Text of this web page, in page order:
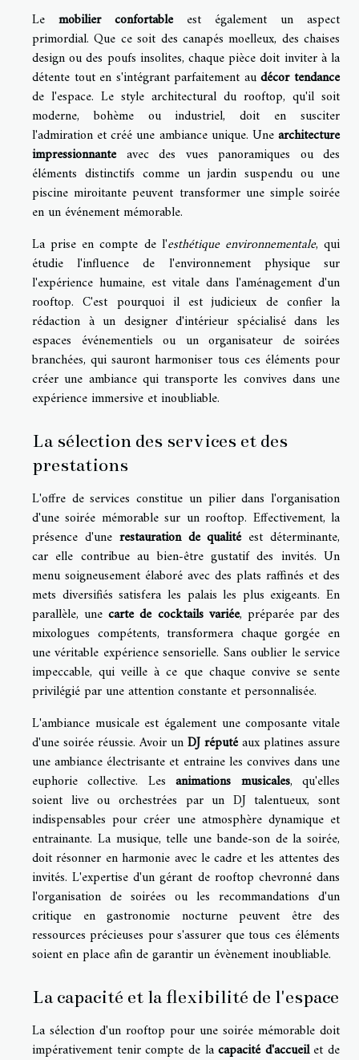
Le mobilier confortableest également un aspect
primordial. Que ce soit des canapés moelleux, des chaises
design ou des poufs insolites, chaque pièce doit inviter à la
détente tout en s'intégrant parfaitement audécor tendance
de l'espace. Le style architectural du rooftop, qu'il soit
moderne, bohème ou industriel, doit en susciter
l'admiration et créé une ambiance unique. Unearchitecture
impressionnanteavec des vues panoramiques ou des
éléments distinctifs comme un jardin suspendu ou une
piscine miroitante peuvent transformer une simple soirée
en un événement mémorable.
La prise en compte de l'esthétique environnementale, qui
étudie l'influence de l'environnement physique sur
l'expérience humaine, est vitale dans l'aménagement d'un
rooftop. C'est pourquoi il est judicieux de confier la
rédaction à un designer d'intérieur spécialisé dans les
espaces événementiels ou un organisateur de soirées
branchées, qui sauront harmoniser tous ces éléments pour
créer une ambiance qui transporte les convives dans une
expérience immersive et inoubliable.
La sélection des services et des
prestations
L'offre de services constitue un pilier dans l'organisation
d'une soirée mémorable sur un rooftop. Effectivement, la
présence d'une restauration de qualitéest déterminante,
car elle contribue au bien-être gustatif des invités. Un
menu soigneusement élaboré avec des plats raffinés et des
mets diversifiés satisfera les palais les plus exigeants. En
parallèle, unecarte de cocktails variée, préparée par des
mixologues compétents, transformera chaque gorgée en
une véritable expérience sensorielle. Sans oublier le service
impeccable, qui veille à ce que chaque convive se sente
privilégié par une attention constante et personnalisée.
L'ambiance musicale est également une composante vitale
d'une soirée réussie. Avoir unDJ réputéaux platines assure
une ambiance électrisante et entraine les convives dans une
euphorie collective. Lesanimations musicales, qu'elles
soient live ou orchestrées par un DJ talentueux, sont
indispensables pour créer une atmosphère dynamique et
entrainante. La musique, telle une bande-son de la soirée,
doit résonner en harmonie avec le cadre et les attentes des
invités. L'expertise d'un gérant de rooftop chevronné dans
l'organisation de soirées ou les recommandations d'un
critique en gastronomie nocturne peuvent être des
ressources précieuses pour s'assurer que tous ces éléments
soient en place afin de garantir un évènement inoubliable.
La capacité et la flexibilité de l'espace
La sélection d'un rooftop pour une soirée mémorable doit
impérativement tenir compte de lacapacité d'accueilet de